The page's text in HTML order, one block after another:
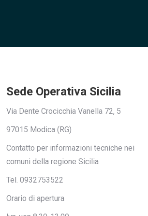
Sede Operativa Sicilia
Via Dente Crocicchia Vanella 72, 5
97015 Modica (RG)
Contatto per informazioni tecniche nei
comuni della regione Sicilia
Tel. 0932753522
Orario di apertura